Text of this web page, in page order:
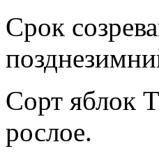
Срок
Сорт яблок
рослое.